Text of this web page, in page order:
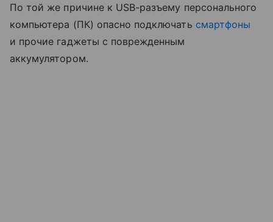
По той же причине к USB-разъему персонального
компьютера (ПК) опасно подключать смартфоны
и прочие гаджеты с поврежденным
аккумулятором.